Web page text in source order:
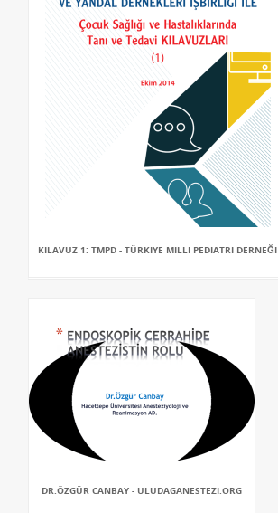
KILAVUZ 1: TMPD - TÜRKIYE MILLI PEDIATRI DERNEĞI
DR.ÖZGÜR CANBAY - ULUDAGANESTEZI.ORG